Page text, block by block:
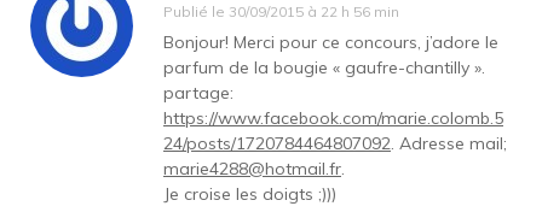
Publié le 30/09/2015 à 22 h 56 min
Bonjour! Merci pour ce concours, j’adore le
parfum de la bougie « gaufre-chantilly ».
partage:
https://www.facebook.com/marie.colomb.5
24/posts/1720784464807092. Adresse mail;
marie4288@hotmail.fr.
Je croise les doigts ;)))